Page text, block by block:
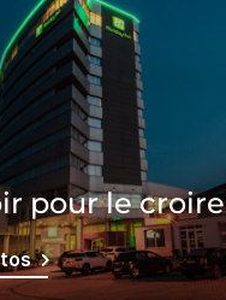
pour le croire